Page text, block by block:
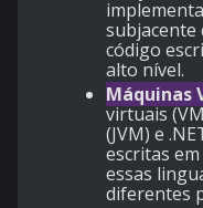
subjacente
código
alto nível.
Máquinas
virtuais
(JVM) e
escritas
essas
diferentes